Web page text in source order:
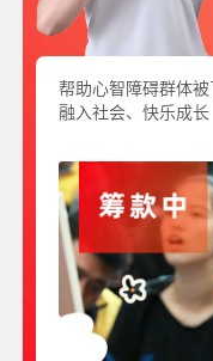
帮助心智障碍群体被
融入社会、快乐成长